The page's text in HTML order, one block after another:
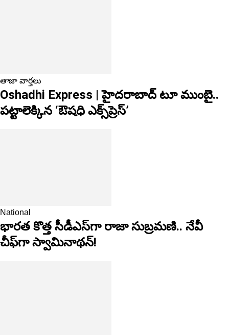
తాజా వార్తలు
Oshadhi Express | హైదరాబాద్ టూ ముంబై..
పట్టాలెక్కిన ‘ఔషధి ఎక్స్‌ప్రెస్’
National
భారత కొత్త సీడీఎస్‌గా రాజా సుబ్రమణి.. నేవీ
చీఫ్‌గా స్వామినాథన్!